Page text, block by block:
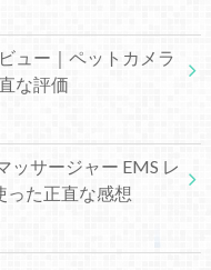
ュー｜ペットカメラ
な評価
ッサージャー EMS レ
った正直な感想